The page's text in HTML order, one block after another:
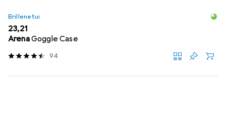
Brillenetui
EUR
23,21
ArenaGoggle Case
94